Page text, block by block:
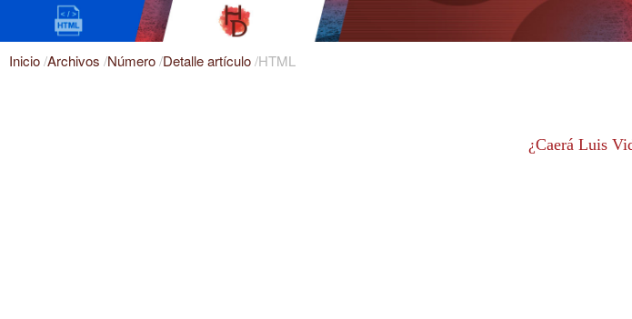
Inicio/Archivos /Número/Detalle artículo/HTML